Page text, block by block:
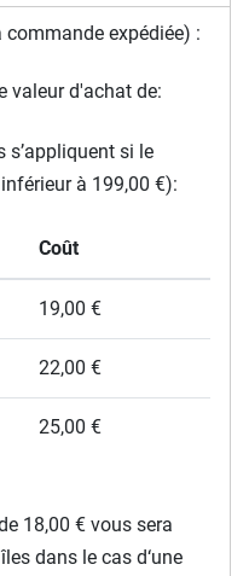
expédiée) :
valeur d'achat de:
si le
à 199,00 €):
Coût
19,00 €
22,00 €
25,00 €
18,00 € vous sera
dans le cas d‘une